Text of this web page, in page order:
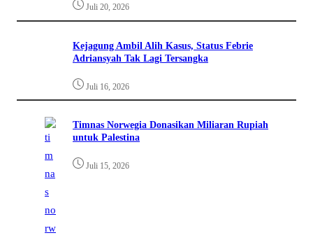
Juli 20, 2026
Kejagung Ambil Alih Kasus, Status Febrie
Adriansyah Tak Lagi Tersangka
Juli 16, 2026
Timnas Norwegia Donasikan Miliaran Rupiah
untuk Palestina
Juli 15, 2026